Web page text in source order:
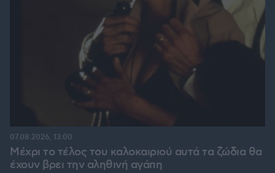
Μέχρι το τέλος του καλοκαιριού αυτά τα ζώδια θα
έχουν βρει την αληθινή αγάπη
07.08.2026, 13:00